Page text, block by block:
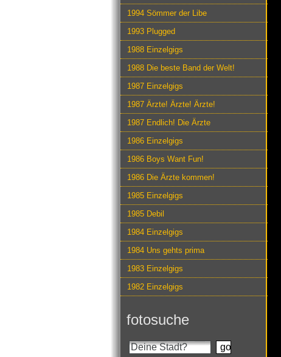
1994 Sömmer der Libe
1993 Plugged
1988 Einzelgigs
1988 Die beste Band der Welt!
1987 Einzelgigs
1987 Ärzte! Ärzte! Ärzte!
1987 Endlich! Die Ärzte
1986 Einzelgigs
1986 Boys Want Fun!
1986 Die Ärzte kommen!
1985 Einzelgigs
1985 Debil
1984 Einzelgigs
1984 Uns gehts prima
1983 Einzelgigs
1982 Einzelgigs
fotosuche